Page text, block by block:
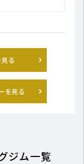
る
を見る
ジム一覧